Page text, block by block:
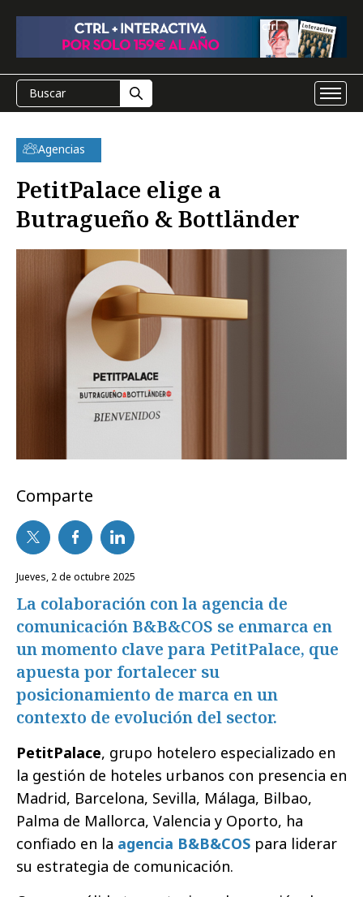
Agencias
PetitPalace elige a
Butragueño & Bottländer
Comparte
jueves, 2 de octubre 2025
La colaboración con la agencia de
comunicación B&B&COS se enmarca en
un momento clave para PetitPalace, que
apuesta por fortalecer su
posicionamiento de marca en un
contexto de evolución del sector.
PetitPalace, grupo hotelero especializado en
la gestión de hoteles urbanos con presencia en
Madrid, Barcelona, Sevilla, Málaga, Bilbao,
Palma de Mallorca, Valencia y Oporto, ha
confiado en la agencia B&B&COS para liderar
su estrategia de comunicación.